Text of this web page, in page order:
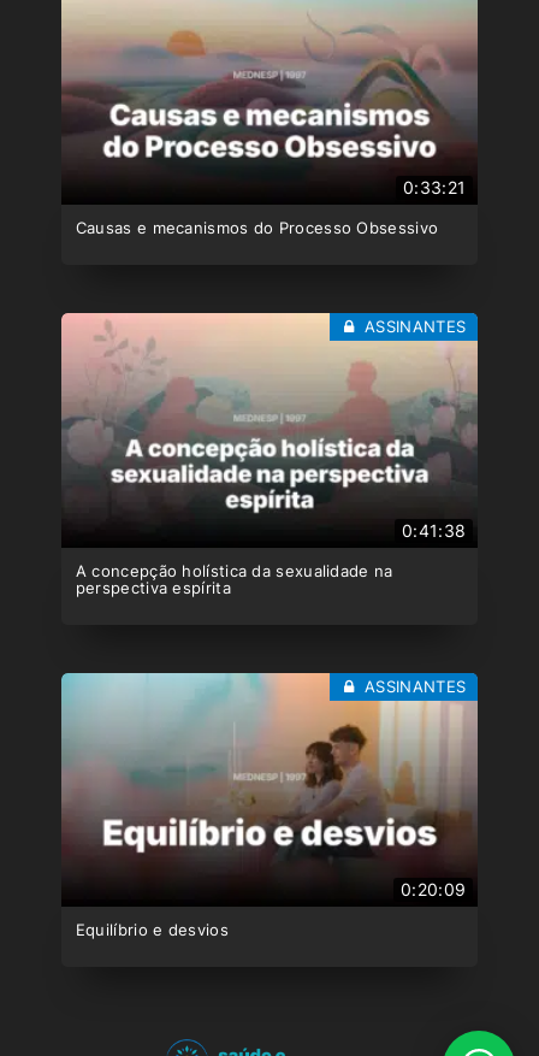
0:33:21
Causas e mecanismos do Processo Obsessivo
0:41:38
A concepção holística da sexualidade na
perspectiva espírita
ASSINANTES
0:20:09
Equilíbrio e desvios
ASSINANTES